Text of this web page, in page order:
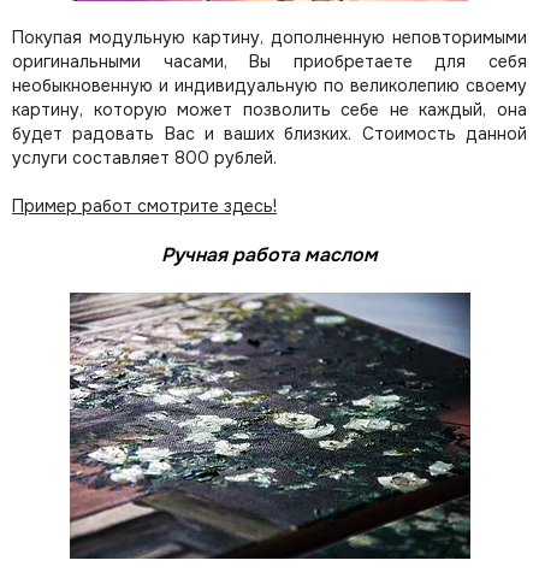
Покупая модульную картину, дополненную неповторимыми
оригинальными часами, Вы приобретаете для себя
необыкновенную и индивидуальную по великолепию своему
картину, которую может позволить себе не каждый, она
будет радовать Вас и ваших близких. Стоимость данной
услуги составляет 800 рублей.
Пример работ смотрите здесь!
Ручная работа маслом